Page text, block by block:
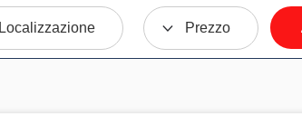
Localizzazione Prezzo